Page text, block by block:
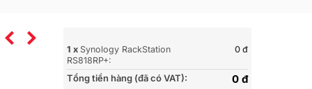
1 x Synology RackStation
RS818RP+:
0 đ
Tổng tiền hàng (đã có VAT): 0 đ